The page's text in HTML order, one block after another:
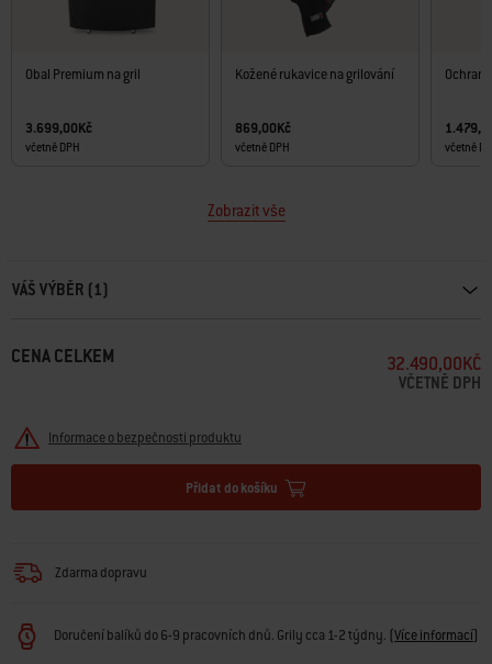
Obal Premium na gril
3.699,00Kč
včetně DPH
Kožené rukavice na grilování
869,00Kč
včetně DPH včetně
Zobrazit vše
VÁŠ VÝBĚR (1)
CENA CELKEM 32.490,00KČ
VČETNĚ DPH
Informace o bezpečnosti produktu
Přidat do košíku
Zdarma dopravu
Doručení balíků do 6-9 pracovních dnů. Grily cca 1-2 týdny. (Více informací)